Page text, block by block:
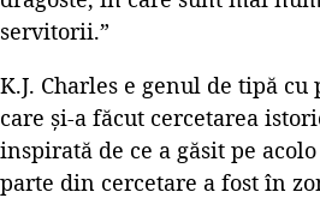
servitorii.”
K.J. Charles e genul de tipă
care și-a făcut cercetarea
inspirată de ce a găsit pe
parte din cercetare a fost în